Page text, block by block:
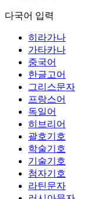
다국어 입력
히라가나
가타카나
중국어
한글고어
그리스문자
프랑스어
독일어
히브리어
괄호기호
학술기호
기술기호
첨자기호
라틴문자